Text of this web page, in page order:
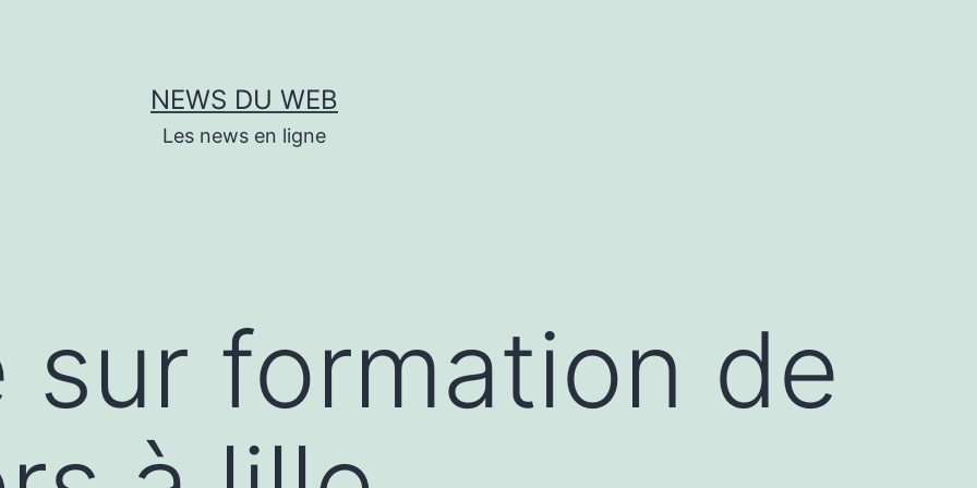
NEWS DU WEB
Les news en ligne
sur formation de